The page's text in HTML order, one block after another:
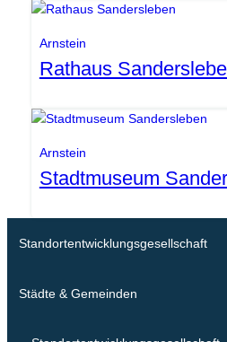
Arnstein
Rathaus
Arnstein
Stadtmuseum
Standortentwicklungsgesellschaft
Städte & Gemeinden